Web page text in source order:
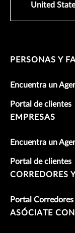
United
PERSONAS Y
Encuentra un
Portal de clientes
EMPRESAS
Encuentra un
Portal de clientes
CORREDORES
Portal Corredores
ASÓCIATE